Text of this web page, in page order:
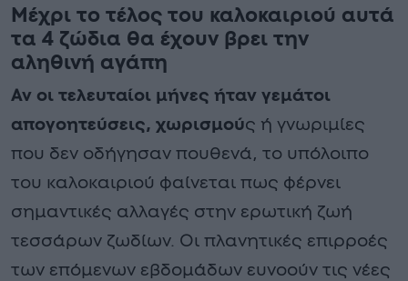
Μέχρι το τέλος του καλοκαιριού αυτά
τα 4 ζώδια θα έχουν βρει την
αληθινή αγάπη
Αν οι τελευταίοι μήνες ήταν γεμάτοι
απογοητεύσεις, χωρισμούς ή γνωριμίες
που δεν οδήγησαν πουθενά, το υπόλοιπο
του καλοκαιριού φαίνεται πως φέρνει
σημαντικές αλλαγές στην ερωτική ζωή
τεσσάρων ζωδίων. Οι πλανητικές επιρροές
των επόμενων εβδομάδων ευνοούν τις νέες